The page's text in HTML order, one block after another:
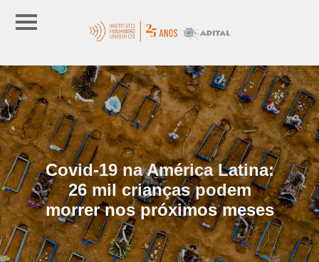
Covid-19 na América Latina:
26 mil crianças podem
morrer nos próximos meses